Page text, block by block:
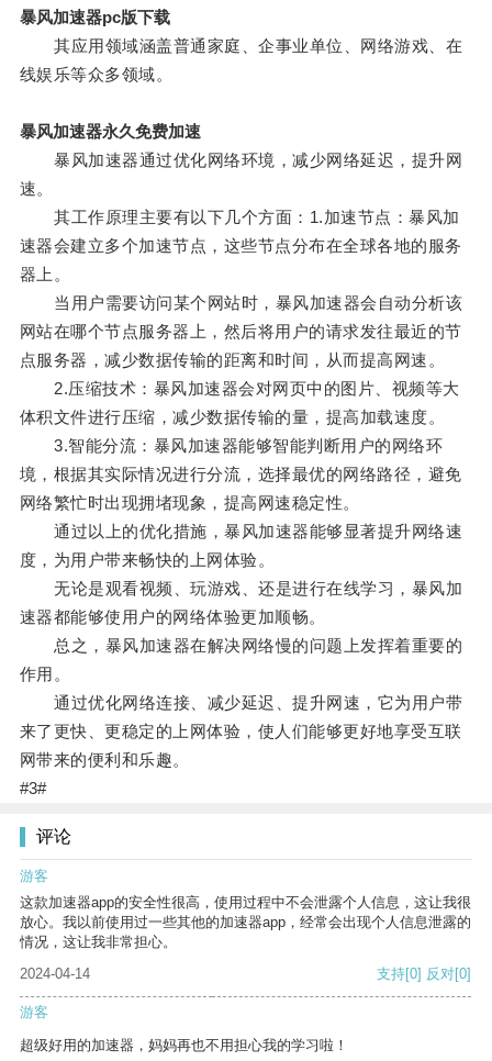
暴风加速器pc版下载
其应用领域涵盖普通家庭、企事业单位、网络游戏、在
线娱乐等众多领域。
暴风加速器永久免费加速
暴风加速器通过优化网络环境，减少网络延迟，提升网
速。
其工作原理主要有以下几个方面：1.加速节点：暴风加
速器会建立多个加速节点，这些节点分布在全球各地的服务
器上。
当用户需要访问某个网站时，暴风加速器会自动分析该
网站在哪个节点服务器上，然后将用户的请求发往最近的节
点服务器，减少数据传输的距离和时间，从而提高网速。
2.压缩技术：暴风加速器会对网页中的图片、视频等大
体积文件进行压缩，减少数据传输的量，提高加载速度。
3.智能分流：暴风加速器能够智能判断用户的网络环
境，根据其实际情况进行分流，选择最优的网络路径，避免
网络繁忙时出现拥堵现象，提高网速稳定性。
通过以上的优化措施，暴风加速器能够显著提升网络速
度，为用户带来畅快的上网体验。
无论是观看视频、玩游戏、还是进行在线学习，暴风加
速器都能够使用户的网络体验更加顺畅。
总之，暴风加速器在解决网络慢的问题上发挥着重要的
作用。
通过优化网络连接、减少延迟、提升网速，它为用户带
来了更快、更稳定的上网体验，使人们能够更好地享受互联
网带来的便利和乐趣。
#3#
评论
游客
这款加速器app的安全性很高，使用过程中不会泄露个人信息，这让我很
放心。我以前使用过一些其他的加速器app，经常会出现个人信息泄露的
情况，这让我非常担心。
2024-04-14
支持[0] 反对[0]
游客
超级好用的加速器，妈妈再也不用担心我的学习啦！